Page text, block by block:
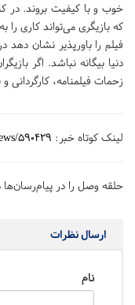
خوب و با کیفیت بروند. در
که بازیگری می‌تواند کاری
فیلم را باورپذیر نشان
دنیا بیگانه نباشد. اگر
زحمات فیلمنامه، کارگردانی
لینک کوتاه خبر: 590429
حلقه وصل را در پیام‌رسان‌ها
ارسال نظرات
نام